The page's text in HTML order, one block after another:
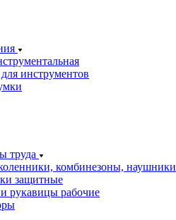
инструментов
труда
комбинезоны, наушники
защитные
рукавицы рабочие